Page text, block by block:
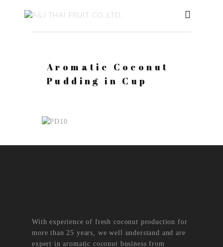
Aromatic Coconut
Pudding in Cup
With experience of fresh coconut production for
more than 25 years, we well understand and are
expert in aromatic coconut business from